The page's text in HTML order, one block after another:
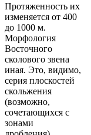
Протяженность их
изменяется от 400
до 1000 м.
Морфология
Восточного
сколового звена
иная. Это, видимо,
серия плоскостей
скольжения
(возможно,
сочетающихся с
зонами